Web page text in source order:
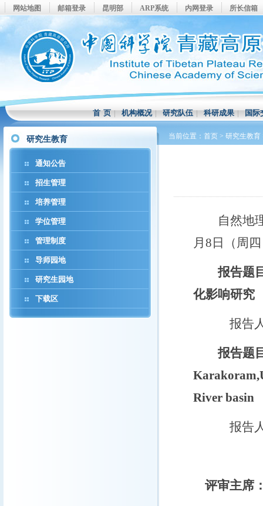
网站地图 邮箱登录 昆明部 ARP系统 内网登录 所长信箱
首 页|机构概况|研究队伍|科研成果|国际
研究生教育
通知公告
招生管理
培养管理
学位管理
管理制度
导师园地
研究生园地
下载区
当前位置： 首页 > 研究生教育
自然地
月 8 日 （周
报告题
化影响研究
报告
报告题
Karakoram,
River basin
报告
评审主席